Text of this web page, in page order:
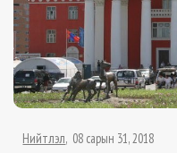
Нийтлэл 08 сарын 31, 2018